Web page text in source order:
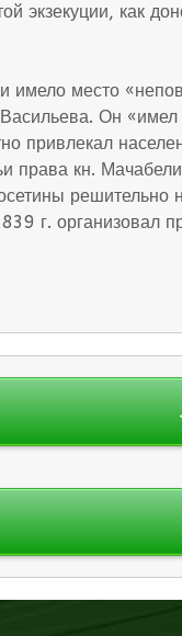
экзекуции, как
место
Он
привлекал
права кн.
г. организовал